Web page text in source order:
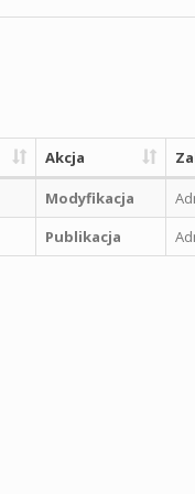
Akcja
Modyfikacja
Publikacja